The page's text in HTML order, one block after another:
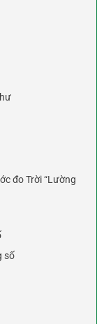
đo Trời “Lường
số